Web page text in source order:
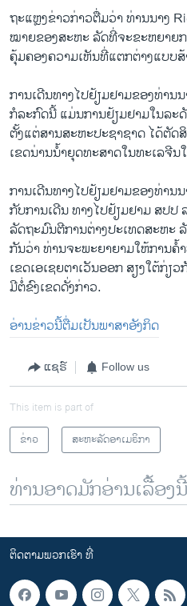
ຖະ​ແຫຼງຂ່າວ​ກ່າວ​ຕື່ມ​ວ່າ ທ່ານ​ນາງ
ໝາຍ​ຂອງ​ສະຫະ ລັດທີ່​ຈະ​ຂະຫຍາຍ
ຄຸ້ມ​ຄອງ​ຄວາມ​ເຫັນ​ທີ່​ແຕກ​ຕ່າງ​ແບບ​
ການ​ເດີນທາງ​ໄປ​ຢ້ຽມຢາມ​ຂອງ​ທ່ານ​
ກໍລະກົດນີ້ ​ແມ່ນ​ການ​ຢ້ຽມຢາມ​ໃນ​ລ
ຕັ້ງ​ແຕ່​ສານສະຫະ​ປະຊາ​ຊາດ ​ໄດ້​ຕັດ
ເຂດ​ນ່ານນ້ຳຍຸດ​ທະ​ສາດ​ໃນ​ທະ​ເລ​ຈີນ​
ການ​ເດີນທາງ​ໄປ​ຢ້ຽມຢາມ​ຂອງ​ທ່າ
ກັບ​ການ​ເດີນ ທາງ​ໄປ​ຢ້ຽມຢາມ ສປປ
ລັດຖະມົນຕີ​ການ​ຕ່າງປະ​ເທດ​ສະຫະ
ກັນ​ວ່າ ທ່ານ​ຈະ​ພະຍາ​ຍາມ​ໃຫ້ການ​ຄ້
ເຂ​ດ​ເອ​ເຊຍ​ຕາ​ເວັນ​ອອກ ສຽງ​ໃຕ້​ກ່
ມີ​ຕໍ່​ຂົງ​ເຂດ​ດັ່ງ​ກ່າວ.
ອ່ານຂ່າວນີ້ຕື່ມເປັນພາສາອັງກິດ
ແຊຣ໌ Follow us
This item is part of
ຂ່າວ
ສະຫະລັດອາເມຣິກາ
ທ່ານອາດມັກອ່ານເລື້ອງ
ຕິດຕາມພວກເຮົາ ທີ່